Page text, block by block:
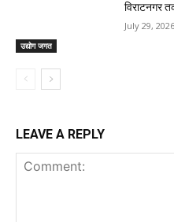
उद्योग जगत
विराटनगर
July 29, 2026
LEAVE A REPLY